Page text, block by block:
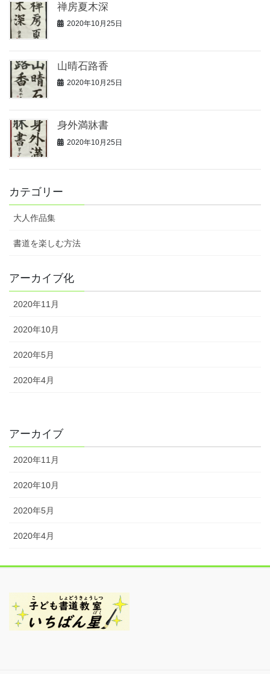
禅房夏木深
2020年10月25日
山晴石路香
2020年10月25日
身外満牀書
2020年10月25日
カテゴリー
大人作品集
書道を楽しむ方法
アーカイブ化
2020年11月
2020年10月
2020年5月
2020年4月
アーカイブ
2020年11月
2020年10月
2020年5月
2020年4月